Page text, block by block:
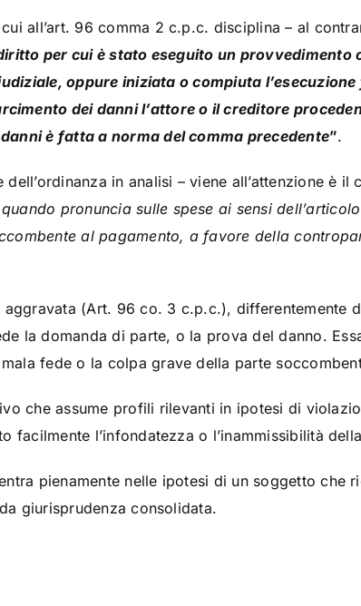
all’art. 96 comma 2 c.p.c. disciplina – al
per cui è stato eseguito un
oppure iniziata o compiuta
dei danni l’attore o il creditore
è fatta a norma del comma precedente”.
in analisi – viene all’attenzione è
pronuncia sulle spese ai sensi
al pagamento, a favore della
(Art. 96 co. 3 c.p.c.), differentemente
la domanda di parte, o la prova del danno.
fede o la colpa grave della parte
che assume profili rilevanti in ipotesi di
facilmente l’infondatezza o l’inammissibilità
pienamente nelle ipotesi di un soggetto che
giurisprudenza consolidata.